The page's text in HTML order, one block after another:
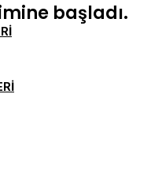
başladı.